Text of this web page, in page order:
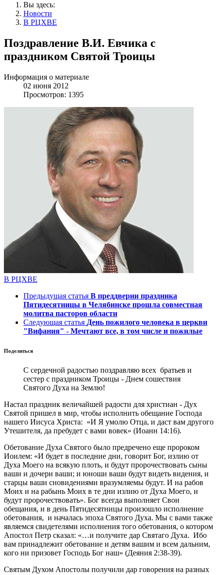
Вы здесь:
Новости
В РЦХВЕ
Поздравление В.И. Евчика с
праздником Святой Троицы
Информация о материале
02 июня 2012
Просмотров: 1395
В РЦХВЕ
Предыдущая статья В преддверии праздника
Пятидесятницы в Челябинске прошла совместная
молитва пасторов области
Следующая статья День пожилого человека в церкви
"Вифания" - Мечтают все, в том числе и пожилые
Поделиться
С сердечной радостью поздравляю всех братьев и
сестер с праздником Троицы - Днем сошествия
Святого Духа на Землю!
Настал праздник величайшей радости для христиан - Дух
Святой пришел в мир, чтобы исполнить обещание Господа
нашего Иисуса Христа: «И Я умолю Отца, и даст вам другого
Утешителя, да пребудет с вами вовек» (Иоанн 14:16).
Обетование Духа Святого было предречено еще пророком
Иоилем: «И будет в последние дни, говорит Бог, излию от
Духа Моего на всякую плоть, и будут пророчествовать сыны
ваши и дочери ваши; и юноши ваши будут видеть видения, и
старцы ваши сновидениями вразумляемы будут. И на рабов
Моих и на рабынь Моих в те дни излию от Духа Моего, и
будут пророчествовать». Бог всегда выполняет Свои
обещания, и в день Пятидесятницы произошло исполнение
обетования, и началась эпоха Святого Духа. Мы с вами также
являемся свидетелями исполнения того обетования, о котором
Апостол Петр сказал: «…и получите дар Святаго Духа. Ибо
вам принадлежит обетование и детям вашим и всем дальним,
кого ни призовет Господь Бог наш» (Деяния 2:38-39).
Святым Духом Апостолы получили дар говорения на разных